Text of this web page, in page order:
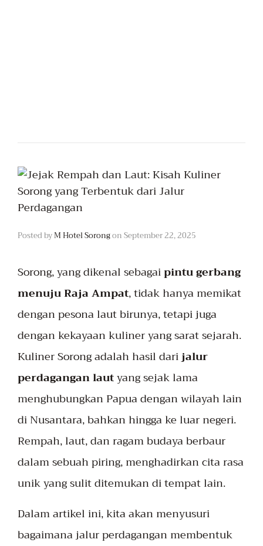
Posted byM Hotel SorongonSeptember 22, 2025
Sorong, yang dikenal sebagaipintu gerbang
menuju Raja Ampat, tidak hanya memikat
dengan pesona laut birunya, tetapi juga
dengan kekayaan kuliner yang sarat sejarah.
Kuliner Sorong adalah hasil darijalur
perdagangan lautyang sejak lama
menghubungkan Papua dengan wilayah lain
di Nusantara, bahkan hingga ke luar negeri.
Rempah, laut, dan ragam budaya berbaur
dalam sebuah piring, menghadirkan cita rasa
unik yang sulit ditemukan di tempat lain.
Dalam artikel ini, kita akan menyusuri
bagaimana jalur perdagangan membentuk